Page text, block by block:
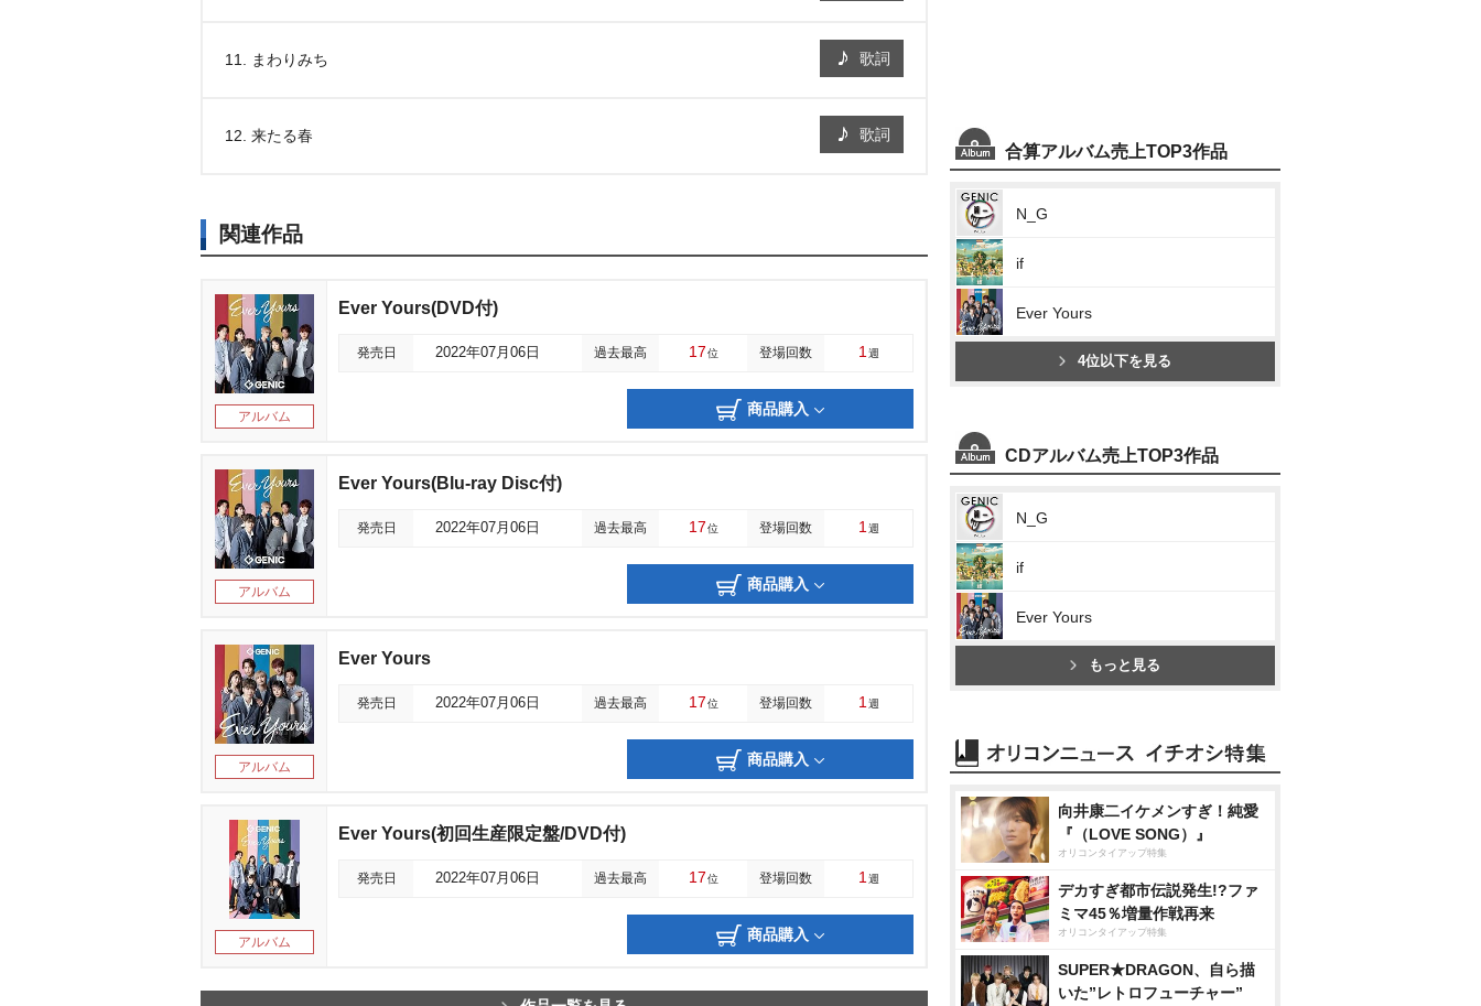
11. まわりみち 歌詞
12. 来たる春 歌詞
関連作品
アルバム
Ever Yours(DVD付)
発売日 2022年07月06日 過去最高 17位 登場回数 1 週
商品購入
アルバム
Ever Yours(Blu-ray Disc付)
発売日 2022年07月06日 過去最高 17位 登場回数 1 週
商品購入
アルバム
Ever Yours
発売日 2022年07月06日 過去最高 17位 登場回数 1 週
商品購入
アルバム
Ever Yours(初回生産限定盤/DVD付)
発売日 2022年07月06日 過去最高 17位 登場回数 1 週
商品購入
合算アルバム売上TOP3作品
N_G
if
Ever Yours
4位以下を見る
CDアルバム売上TOP3作品
N_G
if
Ever Yours
もっと見る
向井康二イケメンすぎ！純愛
『（LOVE SONG）』
オリコンタイアップ特集
デカすぎ都市伝説発生!?ファ
ミマ45％増量作戦再来
オリコンタイアップ特集
SUPER★DRAGON、自ら描
いた”レトロフューチャー”